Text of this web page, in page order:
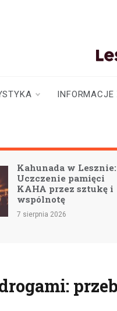
INFORMACJE
Kahunada w Lesznie:
Uczczenie pamięci
KAHA przez sztukę i
wspólnotę
7 sierpnia 2026